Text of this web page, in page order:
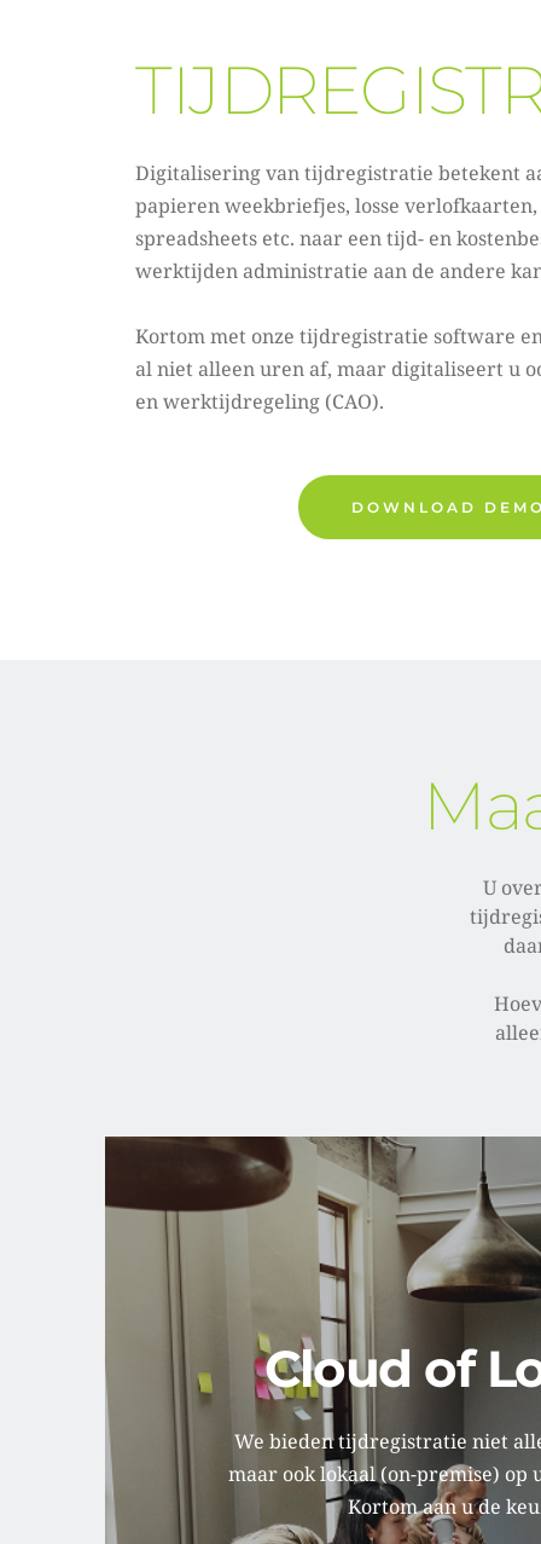
Digitalisering van tijdregistratie betekent
papieren weekbriefjes, losse
spreadsheets etc. naar een tijd- en
werktijden administratie aan de andere
Kortom met onze tijdregistratie software
al niet alleen uren af, maar digitaliseert u
en werktijdregeling (CAO).
DOWNLOAD
U
Cloud of
We bieden tijdregistratie niet
maar ook lokaal (on-premise) op
Kortom aan u de